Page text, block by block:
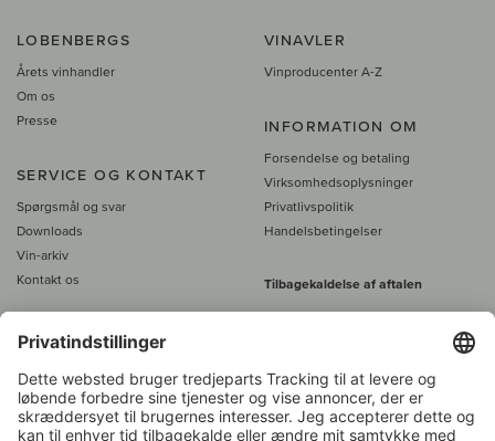
LOBENBERGS
Årets vinhandler
Om os
Presse
SERVICE OG KONTAKT
Spørgsmål og svar
Downloads
Vin-arkiv
Kontakt os
VINAVLER
Vinproducenter A-Z
INFORMATION OM
Forsendelse og betaling
Virksomhedsoplysninger
Privatlivspolitik
Handelsbetingelser
Tilbagekaldelse af aftalen
Alle priser er inkl. moms, plus 39
450 DKK gratis fragt